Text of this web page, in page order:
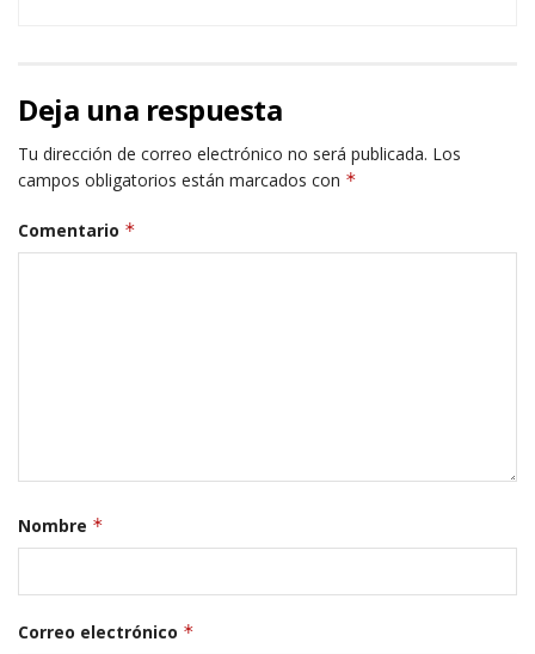
Deja una respuesta
Tu dirección de correo electrónico no será publicada. Los
campos obligatorios están marcados con *
Comentario *
Nombre *
Correo electrónico *